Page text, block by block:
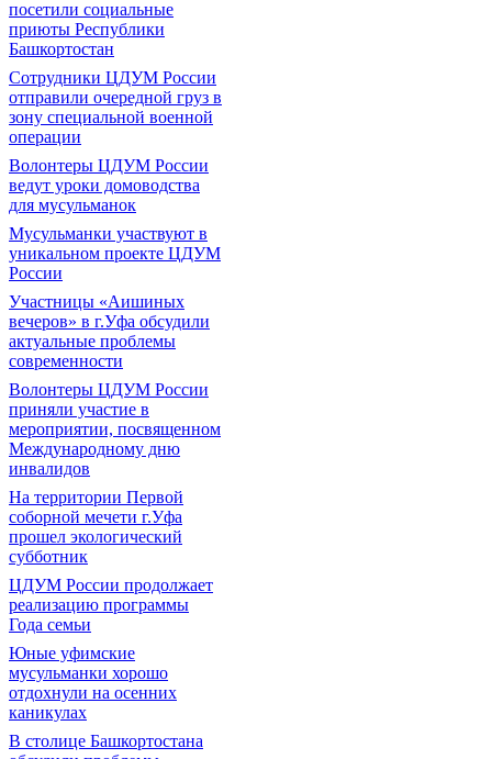
посетили социальные
приюты Республики
Башкортостан
Сотрудники ЦДУМ России
отправили очередной груз в
зону специальной военной
операции
Волонтеры ЦДУМ России
ведут уроки домоводства
для мусульманок
Мусульманки участвуют в
уникальном проекте ЦДУМ
России
Участницы «Аишиных
вечеров» в г.Уфа обсудили
актуальные проблемы
современности
Волонтеры ЦДУМ России
приняли участие в
мероприятии, посвященном
Международному дню
инвалидов
На территории Первой
соборной мечети г.Уфа
прошел экологический
субботник
ЦДУМ России продолжает
реализацию программы
Года семьи
Юные уфимские
мусульманки хорошо
отдохнули на осенних
каникулах
В столице Башкортостана